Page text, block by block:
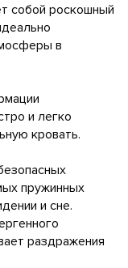
собой роскошный
в
и легко
кровать.
пружинных
и сне.
раздражения